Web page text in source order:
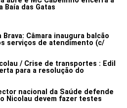
Baía das Gatas
Brava: Câmara inaugura balcão
serviços de atendimento (c/
/ Crise de transportes : Edil
para a resolução do
nacional da Saúde defende
Nicolau devem fazer testes